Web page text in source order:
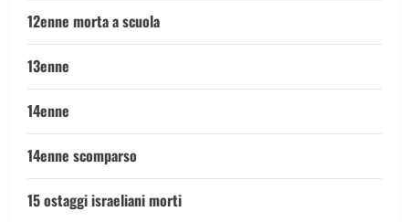
12enne morta a scuola
13enne
14enne
14enne scomparso
15 ostaggi israeliani morti